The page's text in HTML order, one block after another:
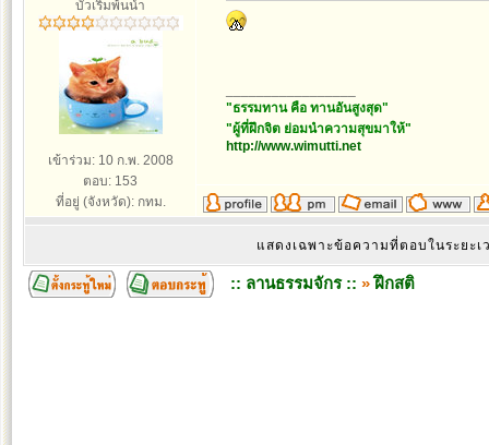
บัวเริ่มพ้นน้ำ
เข้าร่วม: 10 ก.พ. 2008
ตอบ: 153
ที่อยู่ (จังหวัด): กทม.
"ธรรมทาน คือ ทานอันสูงสุด"
"ผู้ที่ฝึกจิต ย่อมนำความสุขมาให้"
http://www.wimutti.net
แสดงเฉพาะข้อความที่ตอบในระยะ
:: ลานธรรมจักร :: »ฝึกสติ